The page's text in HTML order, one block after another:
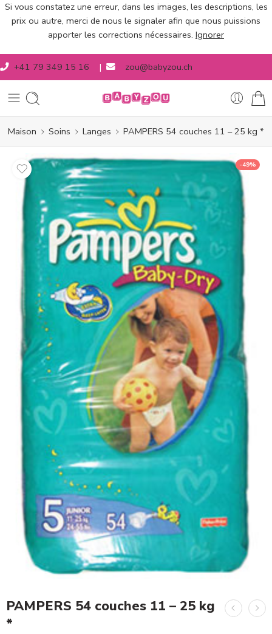
Si vous constatez une erreur, dans les images, les descriptions, les
prix ou autre, merci de nous le signaler afin que nous puissions
apporter les corrections nécessaires. Ignorer
+41 79 349 15 16 | zou@babyzou.ch
Maison Soins Langes PAMPERS 54 couches 11 – 25 kg *
-49%
PAMPERS 54 couches 11 – 25 kg
*